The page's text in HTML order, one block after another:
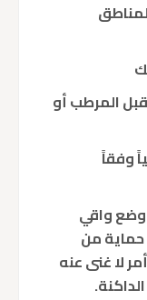
المرطب أو
وفقاً
وضع واقي
من
- وهو أمر لا غنى عنه